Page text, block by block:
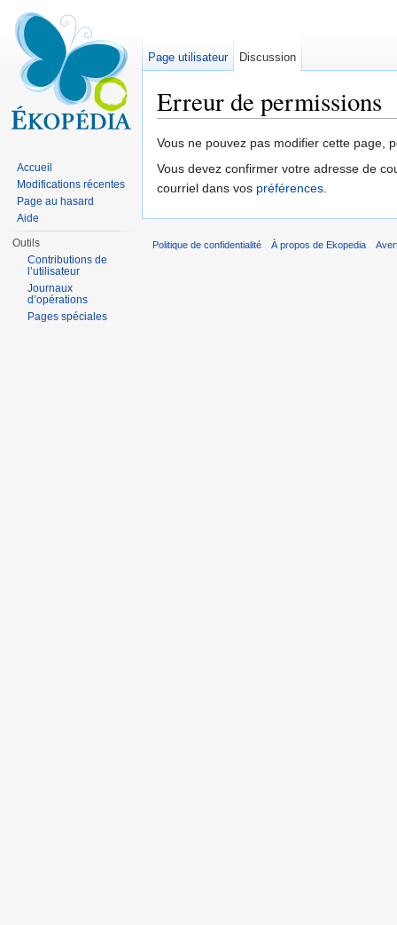
Erreur de permissions
Vous ne pouvez pas modifier cette page,
Vous devez confirmer votre adresse de
courriel dans vos préférences.
Page utilisateur Discussion
Accueil
Modifications récentes
Page au hasard
Aide
Outils
Contributions de
l’utilisateur
Journaux
d’opérations
Pages spéciales
Politique de confidentialité À propos de Ekopedia